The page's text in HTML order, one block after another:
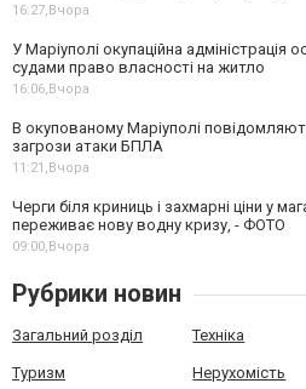
16:27,Вчора
У Маріуполі окупаційна адміністрація
судами право власності на житло
16:06,Вчора
В окупованому Маріуполі
загрози атаки БПЛА
11:21,Вчора
Черги біля криниць і захмарні ціни у
переживає нову водну кризу, - ФОТО
09:00,Вчора
Рубрики новин
Загальний розділ Техніка
Туризм Нерухомість